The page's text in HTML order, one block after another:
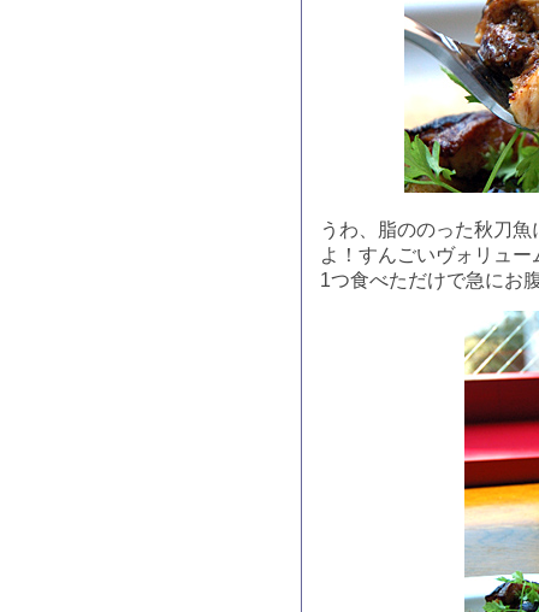
うわ、脂ののった秋刀
よ！すんごいヴォリュー
1つ食べただけで急にお